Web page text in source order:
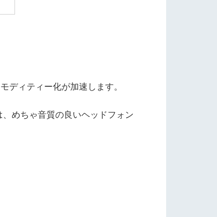
ディティー化が加速します。
めちゃ音質の良いヘッドフォン